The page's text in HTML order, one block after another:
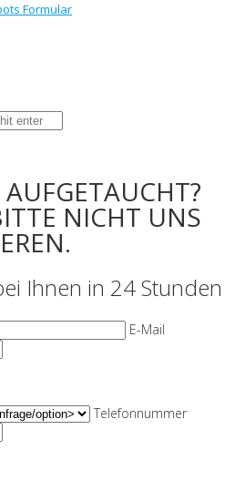
Formular
NICHT UNS
Ihnen in 24 Stunden
E-Mail
Telefonnummer